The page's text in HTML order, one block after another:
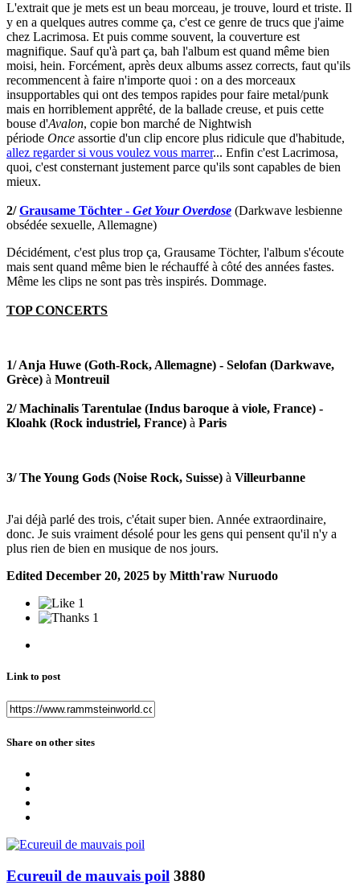
L'extrait que je mets est un beau morceau, je trouve, lourd et triste. Il
y en a quelques autres comme ça, c'est ce genre de trucs que j'aime
chez Lacrimosa. Et puis comme souvent, la couverture est
magnifique. Sauf qu'à part ça, bah l'album est quand même bien
moisi, hein. Forcément, après deux albums assez corrects, faut qu'ils
recommencent à faire n'importe quoi : on a des morceaux
insupportables qui ont des tempos rapides pour faire metal/punk
mais en horriblement apprêté, de la ballade creuse, et puis cette
bouse d'Avalon, copie bon marché de Nightwish
période Once assortie d'un clip encore plus ridicule que d'habitude,
allez regarder si vous voulez vous marrer... Enfin c'est Lacrimosa,
quoi, c'est consternant justement parce qu'ils sont capables de bien
mieux.
2/Grausame Töchter - Get Your Overdose (Darkwave lesbienne
obsédée sexuelle, Allemagne)
Décidément, c'est plus trop ça, Grausame Töchter, l'album s'écoute
mais sent quand même bien le réchauffé à côté des années fastes.
Même les clips ne sont pas très inspirés. Dommage.
TOP CONCERTS
1/ Anja Huwe (Goth-Rock, Allemagne) - Selofan (Darkwave,
Grèce) à Montreuil
2/ Machinalis Tarentulae (Indus baroque à viole, France) -
Kloahk (Rock industriel, France) à Paris
3/ The Young Gods (Noise Rock, Suisse) à Villeurbanne
J'ai déjà parlé des trois, c'était super bien. Année extraordinaire,
donc. Je suis vraiment désolé pour les gens qui pensent qu'il n'y a
plus rien de bien en musique de nos jours.
Edited December 20, 2025 by Mitth'raw Nuruodo
1
1
Link to post
Share on other sites
Ecureuil de mauvais poil 3880